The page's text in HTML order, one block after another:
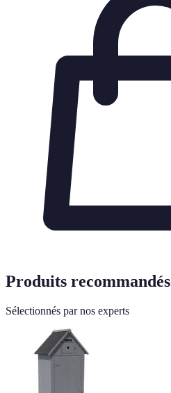
Produits recommandés
Sélectionnés par nos experts